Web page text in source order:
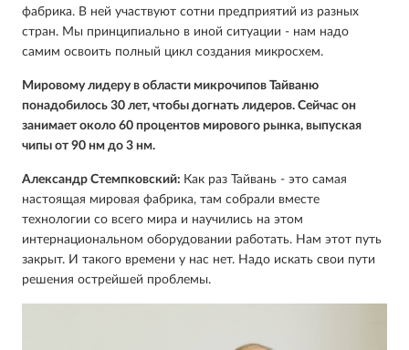
фабрика. В ней участвуют сотни предприятий из разных
стран. Мы принципиально в иной ситуации - нам надо
самим освоить полный цикл создания микросхем.
Мировому лидеру в области микрочипов Тайваню
понадобилось 30 лет, чтобы догнать лидеров. Сейчас он
занимает около 60 процентов мирового рынка, выпуская
чипы от 90 нм до 3 нм.
Александр Стемпковский: Как раз Тайвань - это самая
настоящая мировая фабрика, там собрали вместе
технологии со всего мира и научились на этом
интернациональном оборудовании работать. Нам этот путь
закрыт. И такого времени у нас нет. Надо искать свои пути
решения острейшей проблемы.